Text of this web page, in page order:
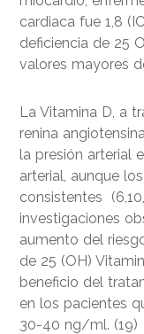
cardiaca fue 1,8
deficiencia de 25
valores mayores
La Vitamina D, a
renina
la presión arterial
arterial, aunque
consistentes
investigaciones
aumento del
de 25 (OH)
beneficio del
en los pacientes
30-40 ng/ml. (19)